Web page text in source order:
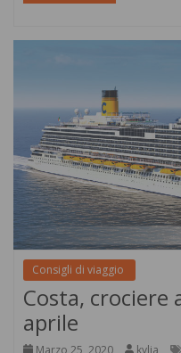
Consigli di viaggio
Costa, crociere
aprile
Marzo 25, 2020 kylia